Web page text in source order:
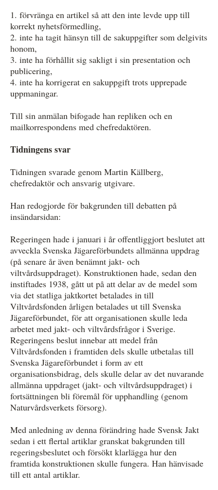
1. förvränga en artikel så att den inte levde upp till
korrekt nyhetsförmedling,
2. inte ha tagit hänsyn till de sakuppgifter som delgivits
honom,
3. inte ha förhållit sig sakligt i sin presentation och
publicering,
4. inte ha korrigerat en sakuppgift trots upprepade
uppmaningar.
Till sin anmälan bifogade han repliken och en
mailkorrespondens med chefredaktören.
Tidningens svar
Tidningen svarade genom Martin Källberg,
chefredaktör och ansvarig utgivare.
Han redogjorde för bakgrunden till debatten på
insändarsidan:
Regeringen hade i januari i år offentliggjort beslutet att
avveckla Svenska Jägareförbundets allmänna uppdrag
(på senare år även benämnt jakt- och
viltvårdsuppdraget). Konstruktionen hade, sedan den
instiftades 1938, gått ut på att delar av de medel som
via det statliga jaktkortet betalades in till
Viltvårdsfonden årligen betalades ut till Svenska
Jägareförbundet, för att organisationen skulle leda
arbetet med jakt- och viltvårdsfrågor i Sverige.
Regeringens beslut innebar att medel från
Viltvårdsfonden i framtiden dels skulle utbetalas till
Svenska Jägareförbundet i form av ett
organisationsbidrag, dels skulle delar av det nuvarande
allmänna uppdraget (jakt- och viltvårdsuppdraget) i
fortsättningen bli föremål för upphandling (genom
Naturvårdsverkets försorg).
Med anledning av denna förändring hade Svensk Jakt
sedan i ett flertal artiklar granskat bakgrunden till
regeringsbeslutet och försökt klarlägga hur den
framtida konstruktionen skulle fungera. Han hänvisade
till ett antal artiklar.